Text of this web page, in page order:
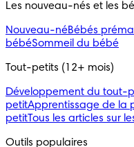
Les nouveau-nés et les
Nouveau-néBébés
bébéSommeil du bébé
Tout-petits (12+ mois)
Développement du tout-
petitApprentissage de la
petitTous les articles sur
Outils populaires